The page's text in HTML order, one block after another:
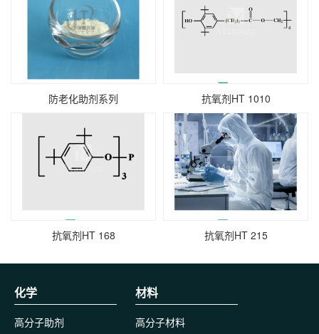
防老化助剂系列 抗氧剂HT 1010
抗氧剂HT 168 抗氧剂HT 215
化学
高分子助剂
材料
高分子材料